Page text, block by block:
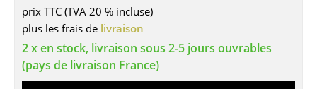
... voir tous les sièges
Tables
Tables de repas
prix TTC (TVA 20 % incluse)
plus les frais de livraison
2 x en stock, livraison sous 2-5 jours ouvrables
(pays de livraison France)